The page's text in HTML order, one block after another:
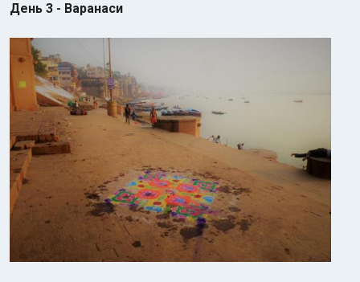
День 3 - Варанаси